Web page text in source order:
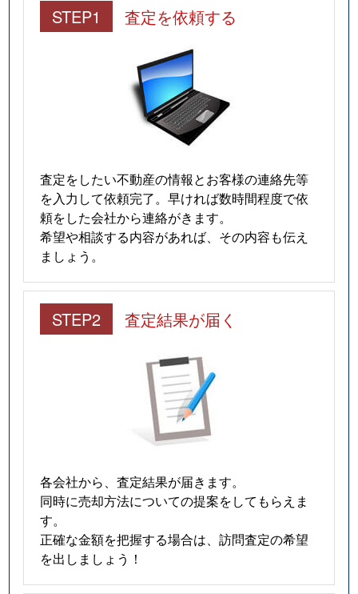
STEP1 査定を依頼する
査定をしたい不動産の情報とお客様の連絡先等
を入力して依頼完了。早ければ数時間程度で依
頼をした会社から連絡がきます。
希望や相談する内容があれば、その内容も伝え
ましょう。
STEP2 査定結果が届く
各会社から、査定結果が届きます。
同時に売却方法についての提案をしてもらえま
す。
正確な金額を把握する場合は、訪問査定の希望
を出しましょう！